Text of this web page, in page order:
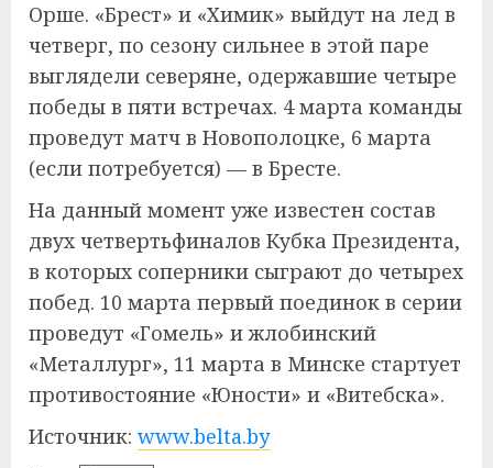
Орше. «Брест» и «Химик» выйдут на лед в
четверг, по сезону сильнее в этой паре
выглядели северяне, одержавшие четыре
победы в пяти встречах. 4 марта команды
проведут матч в Новополоцке, 6 марта
(если потребуется) — в Бресте.
На данный момент уже известен состав
двух четвертьфиналов Кубка Президента,
в которых соперники сыграют до четырех
побед. 10 марта первый поединок в серии
проведут «Гомель» и жлобинский
«Металлург», 11 марта в Минске стартует
противостояние «Юности» и «Витебска».
Источник: www.belta.by